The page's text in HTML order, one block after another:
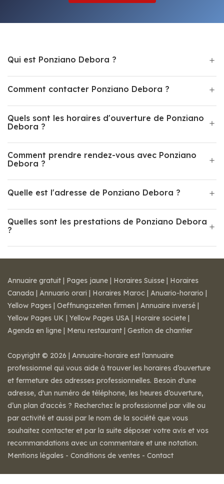
Qui est Ponziano Debora ?
Comment contacter Ponziano Debora ?
Quels sont les horaires d'ouverture de Ponziano
Debora ?
Comment prendre rendez-vous avec Ponziano
Debora ?
Quelle est l'adresse de Ponziano Debora ?
Quelles sont les prestations de Ponziano Debora
?
Annuaire gratuit | Pages jaune | Horaires Suisse | Horaires
Canada | Annuario orari | Horaires Maroc | Anuario-horario |
Yellow Pages | Oeffnungszeiten firmen | Annuaire inversé |
Yellow Pages UK | Yellow Pages USA | Horaire societe |
Agenda en ligne | Menu restaurant | Gestion de chantier
Copyright © 2026 | Annuaire-horaire est l’annuaire
professionnel qui vous aide à trouver les horaires d’ouverture
et fermeture des adresses professionnelles. Besoin d'une
adresse, d'un numéro de téléphone, les heures d’ouverture,
d’un plan d'accès ? Recherchez le professionnel par ville ou
par activité et aussi par le nom de la société que vous
souhaitez contacter et par la suite déposer votre avis et vos
recommandations avec un commentaire et une notation.
Mentions légales - Conditions de ventes - Contact